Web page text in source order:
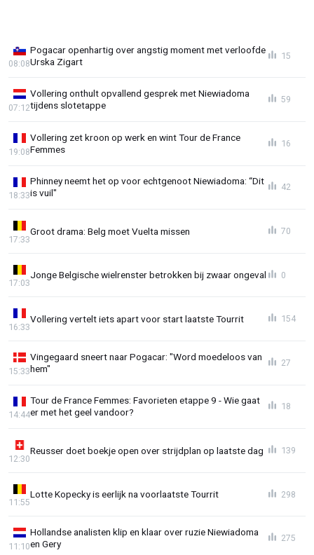
Pogacar openhartig over angstig moment met verloofde
Urska Zigart
08:08
15
Vollering onthult opvallend gesprek met Niewiadoma
tijdens slotetappe
07:12
59
Vollering zet kroon op werk en wint Tour de France
Femmes
19:08
16
Phinney neemt het op voor echtgenoot Niewiadoma: “Dit
is vuil"
18:33
42
Groot drama: Belg moet Vuelta missen
17:33
70
Jonge Belgische wielrenster betrokken bij zwaar ongeval
17:03
0
Vollering vertelt iets apart voor start laatste Tourrit
16:33
154
Vingegaard sneert naar Pogacar: "Word moedeloos van
hem"
15:33
27
Tour de France Femmes: Favorieten etappe 9 - Wie gaat
er met het geel vandoor?
14:44
18
Reusser doet boekje open over strijdplan op laatste dag
12:30
139
Lotte Kopecky is eerlijk na voorlaatste Tourrit
11:55
298
Hollandse analisten klip en klaar over ruzie Niewiadoma
en Gery
11:10
275